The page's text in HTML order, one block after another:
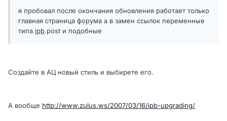
я пробовал после окончания обновления работает только
главная страница форума а в замен ссылок переменные
типа ipb.post и подобные
Создайте в АЦ новый стиль и выбирете его.
А вообще http://www.zulus.ws/2007/03/16/ipb-upgrading/